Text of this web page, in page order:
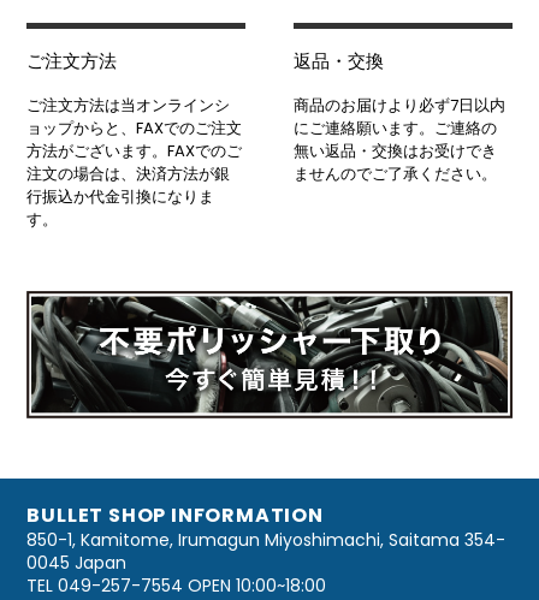
ご注文方法
ご注文方法は当オンラインシ
ョップからと、FAXでのご注文
方法がございます。FAXでのご
注文の場合は、決済方法が銀
行振込か代金引換になりま
す。
返品・交換
商品のお届けより必ず7日以内
にご連絡願います。ご連絡の
無い返品・交換はお受けでき
ませんのでご了承ください。
BULLET SHOP INFORMATION
850-1, Kamitome, Irumagun Miyoshimachi, Saitama 354-
0045 Japan
TEL 049-257-7554 OPEN 10:00~18:00